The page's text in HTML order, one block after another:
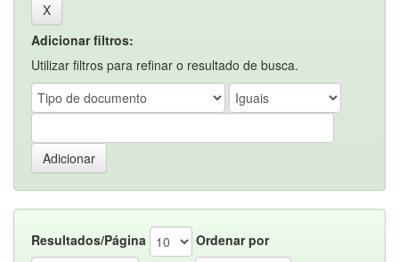
Adicionar filtros:
Utilizar filtros para refinar o resultado de busca.
Resultados/Página
Ordenar por